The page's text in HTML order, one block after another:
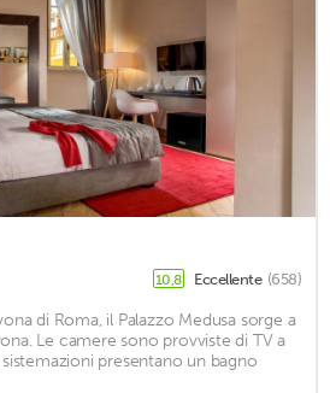
10,8 Eccellente (658)
di Roma, il Palazzo Medusa sorge a
Le camere sono provviste di TV a
presentano un bagno